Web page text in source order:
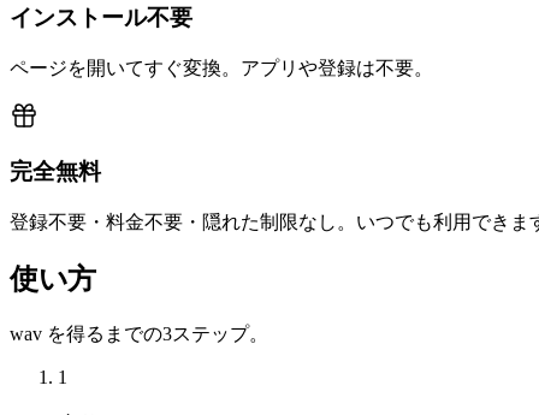
インストール不要
ページを開いてすぐ変換。アプリや登録は不要。
完全無料
登録不要・料金不要・隠れた制限なし。いつでも利用できま
使い方
wav を得るまでの3ステップ。
1